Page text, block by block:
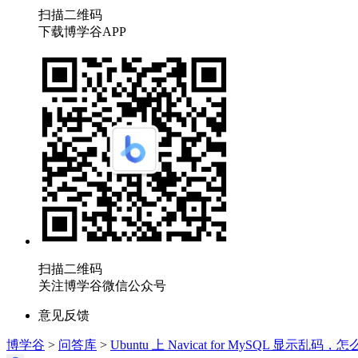
扫描二维码
下载博学谷APP
扫描二维码
关注博学谷微信公众号
意见反馈
博学谷 > 问答库 > Ubuntu 上 Navicat for MySQL 显示乱码，怎